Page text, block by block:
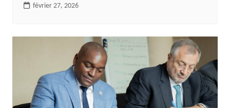
février 27, 2026